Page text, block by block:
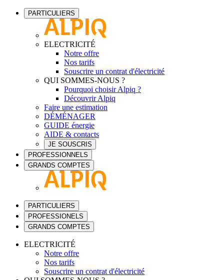
PARTICULIERS
ELECTRICITÉ
Notre offre
Nos tarifs
Souscrire un contrat d'électricité
QUI SOMMES-NOUS ?
Pourquoi choisir Alpiq ?
Découvrir Alpiq
Faire une estimation
DÉMÉNAGER
GUIDE énergie
AIDE & contacts
JE SOUSCRIS
PROFESSIONNELS
GRANDS COMPTES
PARTICULIERS
PROFESSIONELS
GRANDS COMPTES
ELECTRICITÉ
Notre offre
Nos tarifs
Souscrire un contrat d'électricité